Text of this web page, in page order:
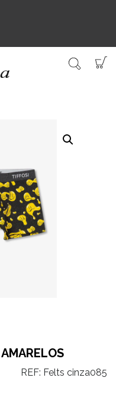
REF: Felts cinza085